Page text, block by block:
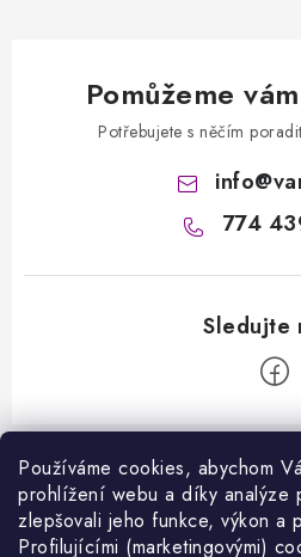
Používáme cookies, abychom
prohlížení webu a díky analýze
zlepšovali jeho funkce, výkon a
Profilujícími (marketingovými)
Pomůžeme
Potřebujete s něčím
info@
774
Z
Informace pro vás
Kontakty